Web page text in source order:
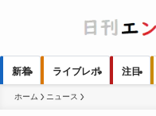
新着 ライブレポ 注目
ホーム ニュース